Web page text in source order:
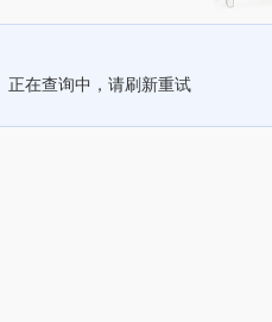
正在查询中，请刷新重试